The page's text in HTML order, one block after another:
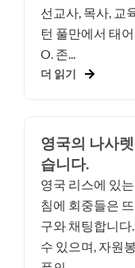
선교사, 목사, 교
턴 풀만에서 태
O. 존...
더 읽기
영국의 나사
습니다.
영국 리스에 있
침에 회중들은
구와 채팅합니
수 있으며, 자원